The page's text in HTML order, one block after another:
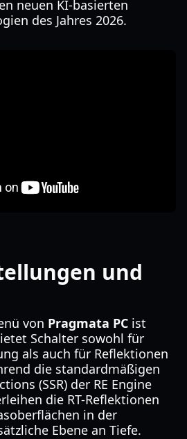
neuen KI-basierten
des Jahres 2026.
und
von Pragmata PC ist
Schalter sowohl für
als auch für Reflektionen
die standardmäßigen
(SSR) der RE Engine
die RT-Reflektionen
in der
Ebene an Tiefe.